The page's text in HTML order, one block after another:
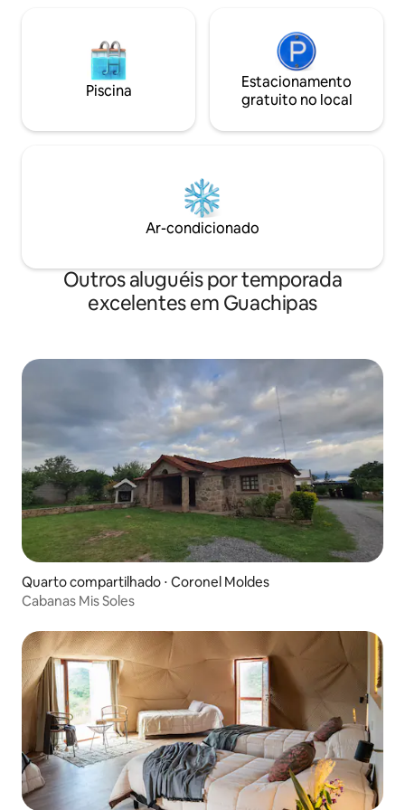
Piscina
Estacionamento
gratuito no local
Ar-condicionado
Outros aluguéis por temporada
excelentes em Guachipas
Quarto compartilhado ⋅ Coronel Moldes
Cabanas Mis Soles